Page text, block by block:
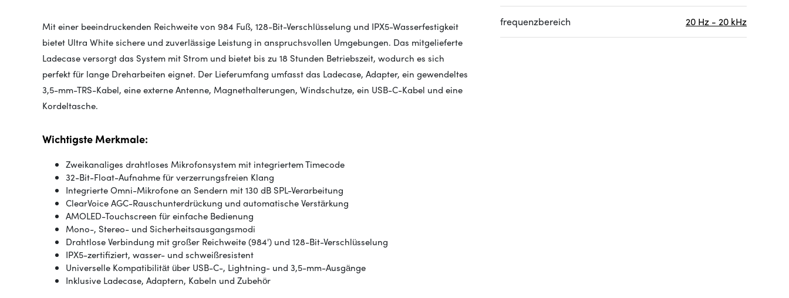
Mit einer beeindruckenden Reichweite von 984 Fuß, 128-Bit-Verschlüsselung und IPX5-Wasserfestigkeit
bietet Ultra White sichere und zuverlässige Leistung in anspruchsvollen Umgebungen. Das mitgelieferte
Ladecase versorgt das System mit Strom und bietet bis zu 18 Stunden Betriebszeit, wodurch es sich
perfekt für lange Dreharbeiten eignet. Der Lieferumfang umfasst das Ladecase, Adapter, ein gewendeltes
3,5-mm-TRS-Kabel, eine externe Antenne, Magnethalterungen, Windschutze, ein USB-C-Kabel und eine
Kordeltasche.
Wichtigste Merkmale:
Zweikanaliges drahtloses Mikrofonsystem mit integriertem Timecode
32-Bit-Float-Aufnahme für verzerrungsfreien Klang
Integrierte Omni-Mikrofone an Sendern mit 130 dB SPL-Verarbeitung
ClearVoice AGC-Rauschunterdrückung und automatische Verstärkung
AMOLED-Touchscreen für einfache Bedienung
Mono-, Stereo- und Sicherheitsausgangsmodi
Drahtlose Verbindung mit großer Reichweite (984') und 128-Bit-Verschlüsselung
IPX5-zertifiziert, wasser- und schweißresistent
Universelle Kompatibilität über USB-C-, Lightning- und 3,5-mm-Ausgänge
Inklusive Ladecase, Adaptern, Kabeln und Zubehör
frequenzbereich 20 Hz - 20 kHz